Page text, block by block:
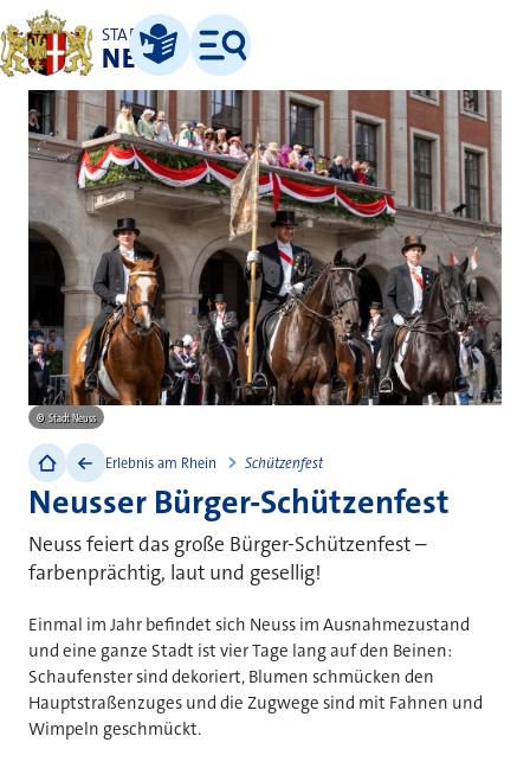
STADT
NEUSS
Leichte Sprache
Menü
© Stadt Neuss
Erlebnis am Rhein Schützenfest
Neusser Bürger-Schützenfest
Neuss feiert das große Bürger-Schützenfest –
farbenprächtig, laut und gesellig!
Einmal im Jahr befindet sich Neuss im Ausnahmezustand
und eine ganze Stadt ist vier Tage lang auf den Beinen:
Schaufenster sind dekoriert, Blumen schmücken den
Hauptstraßenzuges und die Zugwege sind mit Fahnen und
Wimpeln geschmückt.